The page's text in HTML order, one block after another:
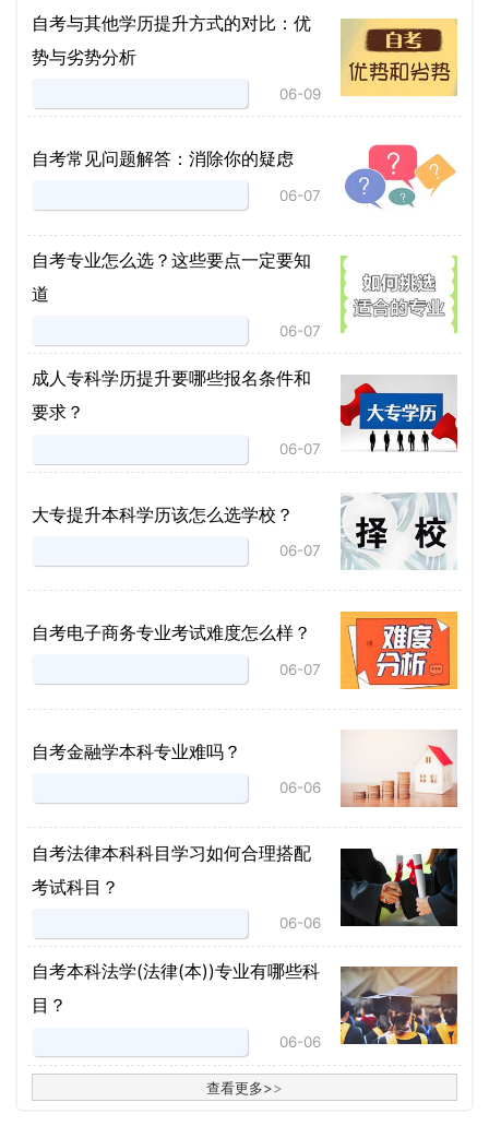
自考与其他学历提升方式的对比：优
势与劣势分析
06-09
自考常见问题解答：消除你的疑虑
06-07
自考专业怎么选？这些要点一定要知
道
06-07
成人专科学历提升要哪些报名条件和
要求？
06-07
大专提升本科学历该怎么选学校？
06-07
自考电子商务专业考试难度怎么样？
06-07
自考金融学本科专业难吗？
06-06
自考法律本科科目学习如何合理搭配
考试科目？
06-06
​自考本科法学(法律(本))专业有哪些科
目？
06-06
查看更多>>